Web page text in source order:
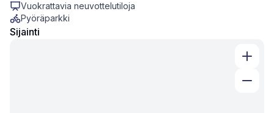
Vuokrattavia neuvottelutiloja
Pyöräparkki
Sijainti